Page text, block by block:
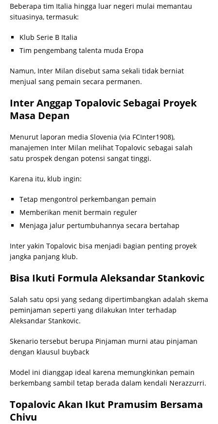
Beberapa tim Italia hingga luar negeri mulai memantau
situasinya, termasuk:
Klub Serie B Italia
Tim pengembang talenta muda Eropa
Namun, Inter Milan disebut sama sekali tidak berniat
menjual sang pemain secara permanen.
Inter Anggap Topalovic Sebagai Proyek
Masa Depan
Menurut laporan media Slovenia (via FCInter1908),
manajemen Inter Milan melihat Topalovic sebagai salah
satu prospek dengan potensi sangat tinggi.
Karena itu, klub ingin:
Tetap mengontrol perkembangan pemain
Memberikan menit bermain reguler
Menjaga jalur pertumbuhannya secara bertahap
Inter yakin Topalovic bisa menjadi bagian penting proyek
jangka panjang klub.
Bisa Ikuti Formula Aleksandar Stankovic
Salah satu opsi yang sedang dipertimbangkan adalah skema
peminjaman seperti yang dilakukan Inter terhadap
Aleksandar Stankovic.
Skenario tersebut berupa Pinjaman murni atau pinjaman
dengan klausul buyback
Model ini dianggap ideal karena memungkinkan pemain
berkembang sambil tetap berada dalam kendali Nerazzurri.
Topalovic Akan Ikut Pramusim Bersama
Chivu